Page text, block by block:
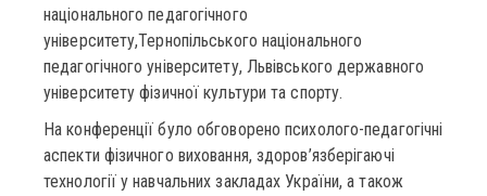
національного педагогічного
університету,Тернопільського національного
педагогічного університету, Львівського державного
університету фізичної культури та спорту.
На конференції було обговорено психолого-педагогічні
аспекти фізичного виховання, здоров’язберігаючі
технології у навчальних закладах України, а також